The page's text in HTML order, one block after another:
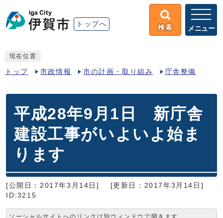
トップへ 検索 メニュー
現在位置
トップ 市政情報 市の計画・取り組み 庁舎整備
平成28年9月1日 新庁舎
建設工事がいよいよ始ま
ります
[公開日：2017年3月14日]
[更新日：2017年3月14日]
ID:3215
ソーシャルサイトへのリンクは別ウィンドウで開きます